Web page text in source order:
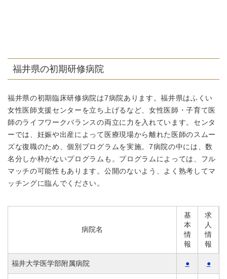
福井県の初期研修病院
福井県の初期臨床研修病院は7病院あります。福井県はふくい
女性医師支援センターを立ち上げるなど、女性医師・子育て医
師のライフワークバランスの両立に力を入れています。センタ
ーでは、妊娠や出産によって医療現場から離れた医師のスムー
ズな復職のため、個別プログラムを実施。7病院の中には、数
名分しか枠がないプログラムも。プログラムによっては、フル
マッチの可能性もあります。公開のないよう、よく熟考してマ
ッチングに臨んでください。
病院名
基
本
情
報
求
人
情
報
福井大学医学部附属病院 ● ●